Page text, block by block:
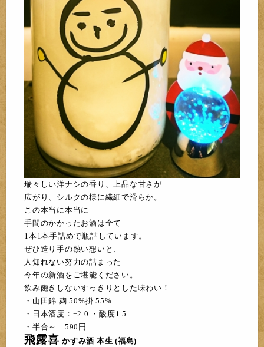
瑞々しい洋ナシの香り、上品な甘さが
広がり、 シルクの様に繊細で滑らか。
この本当に本当 に
手間のかかったお酒は全て
1本1本手詰めで瓶詰しています。
ぜひ造り手の熱い想いと、
人知れない努力の詰まった
今年の新酒をご堪能ください。
飲み飽きしないすっきりとした味わい！
・山田錦 麹 50%掛55%
・日本酒度：+2.0 ・酸度1.5
・半合～ 590 円
飛露喜 かすみ酒 本生 (福島)